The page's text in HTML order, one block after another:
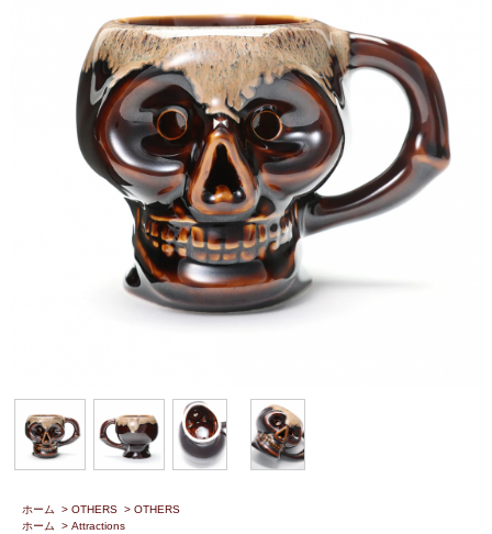
ホーム > OTHERS > OTHERS
ホーム
> Attractions